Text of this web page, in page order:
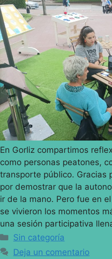
En Gorliz compartimos
como personas peatones,
transporte público. Gracias
por demostrar que la
ir de la mano. Pero fue en
se vivieron los momentos
una sesión participativa
Sin categoría
Deja un comentario